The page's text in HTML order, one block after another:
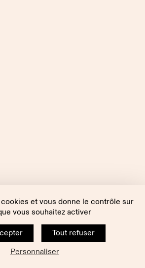
et vous donne le contrôle sur
vous souhaitez activer
Tout refuser
Personnaliser